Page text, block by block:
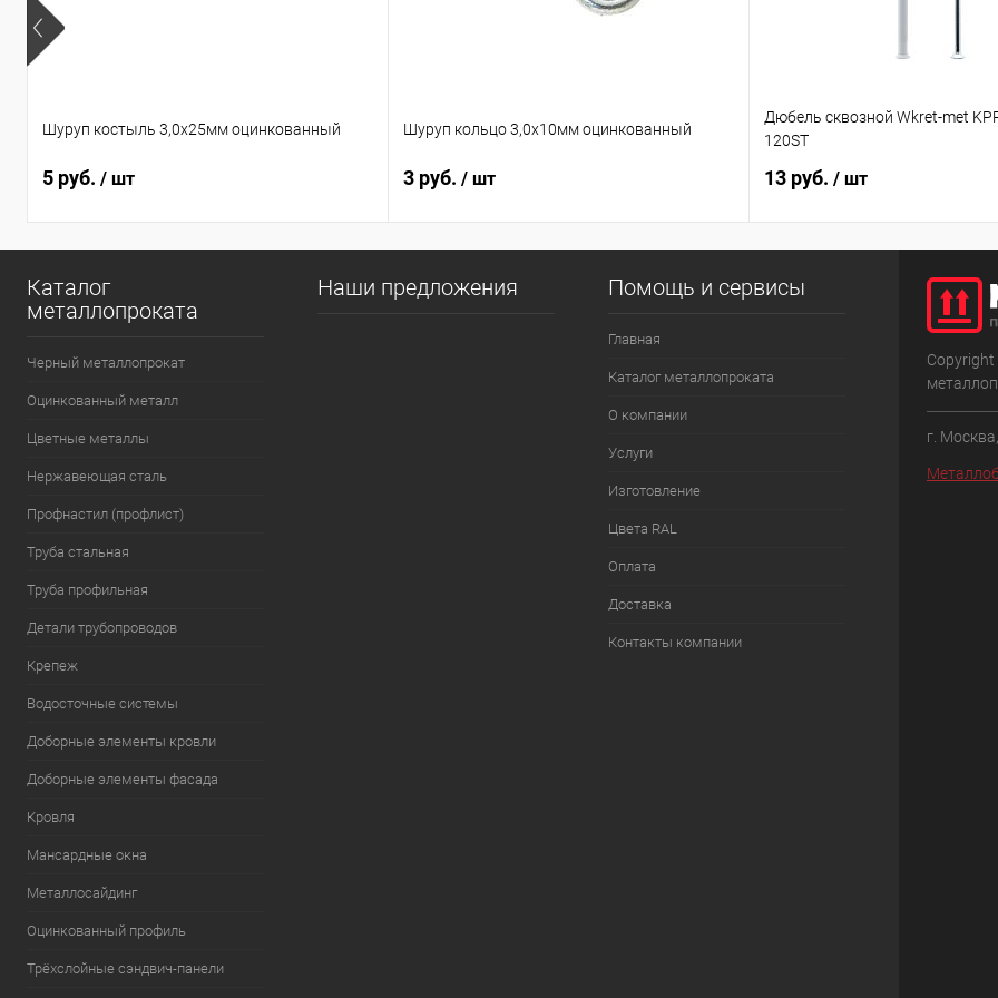
Шуруп костыль 3,0х25мм оцинкованный
5 руб. / шт
Шуруп кольцо 3,0х10мм оцинкованный
3 руб. / шт
Дюбель сквозной Wkret-met
120ST
13 руб. / шт
Каталог
металлопроката
Черный металлопрокат
Оцинкованный металл
Цветные металлы
Нержавеющая сталь
Профнастил (профлист)
Труба стальная
Труба профильная
Детали трубопроводов
Крепеж
Водосточные системы
Доборные элементы кровли
Доборные элементы фасада
Кровля
Мансардные окна
Металлосайдинг
Оцинкованный профиль
Трёхслойные сэндвич-панели
Наши предложения Помощь и сервисы
Главная
Каталог металлопроката
О компании
Услуги
Изготовление
Цвета RAL
Оплата
Доставка
Контакты компании
г.